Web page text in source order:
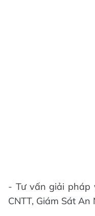
- Tư vấn giải pháp
CNTT, Giám Sát An